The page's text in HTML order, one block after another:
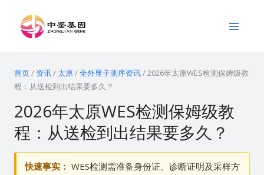
Menu
首页/ 资讯/太原/全外显子测序资讯/2026年太原WES检测保姆级教
程：从送检到出结果要多久？
2026年太原WES检测保姆级教
程：从送检到出结果要多久？
快速事实： WES检测需准备身份证、诊断证明及采样方